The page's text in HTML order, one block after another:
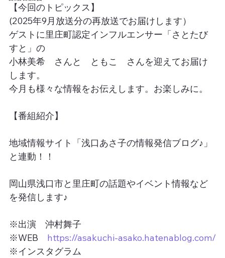
【今回のトピックス】
(2025年9月放送分の再放送でお届けします）
ゲストに里庄町認定インフルエンサー「さとたび
すと」の
小林美希　さんと　ともこ　さんを迎えてお届け
します。
今月も様々な情報をお伝えします。お楽しみに。
【番組紹介】
地域情報サイト「浅口あさ子の情報発信ブログ♪」
と連動！！
岡山県浅口市と里庄町の話題やイベント情報など
を発信します♪
※出演　沖村舞子
※WEB https://asakuchi-asako.hatenablog.com/
※インスタグラム